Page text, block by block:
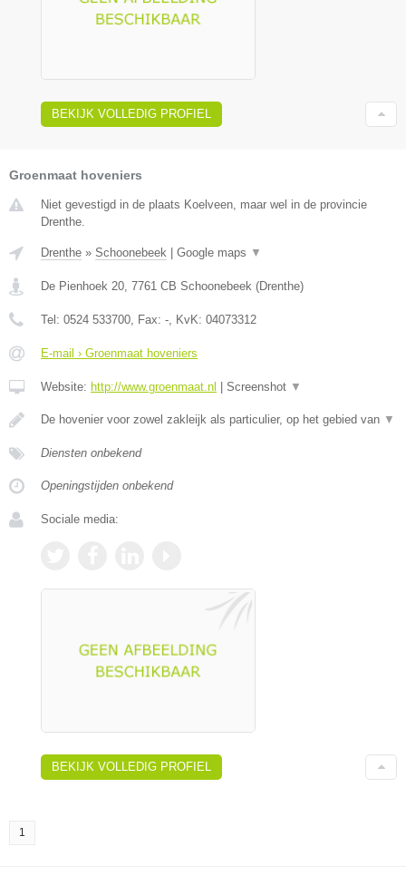
BEKIJK VOLLEDIG PROFIEL
Groenmaat hoveniers
Niet gevestigd in de plaats Koelveen, maar wel in de provincie
Drenthe.
Drenthe » Schoonebeek Google maps ▼
De Pienhoek 20, 7761 CB Schoonebeek (Drenthe)
Tel: 0524 533700, Fax: -, KvK: 04073312
E-mail › Groenmaat hoveniers
Website: http://www.groenmaat.nl Screenshot ▼
De hovenier voor zowel zakleijk als particulier, op het gebied van ▼
Diensten onbekend
Openingstijden onbekend
Sociale media:
BEKIJK VOLLEDIG PROFIEL
1